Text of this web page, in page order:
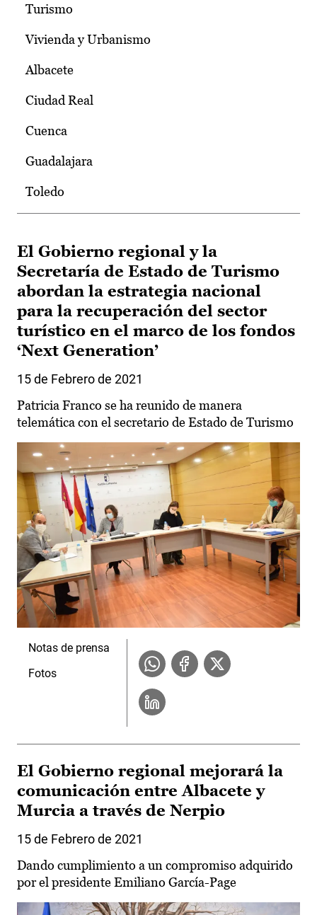
Turismo
Vivienda y Urbanismo
Albacete
Ciudad Real
Cuenca
Guadalajara
Toledo
El Gobierno regional y la
Secretaría de Estado de Turismo
abordan la estrategia nacional
para la recuperación del sector
turístico en el marco de los fondos
‘Next Generation’
15 de Febrero de 2021
Patricia Franco se ha reunido de manera
telemática con el secretario de Estado de Turismo
Notas de prensa
Fotos
El Gobierno regional mejorará la
comunicación entre Albacete y
Murcia a través de Nerpio
15 de Febrero de 2021
Dando cumplimiento a un compromiso adquirido
por el presidente Emiliano García-Page